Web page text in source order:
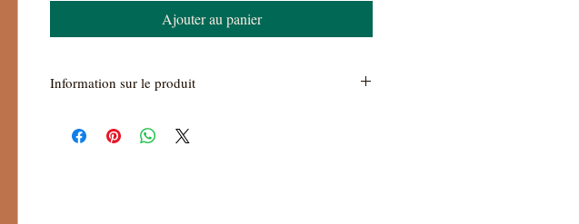
Ajouter au panier
Information sur le produit
technique japonaise consistant à réparer une pièce de